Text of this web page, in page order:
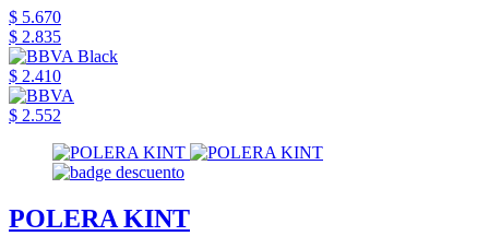
$ 5.670
$ 2.835
$ 2.410
$ 2.552
POLERA KINT